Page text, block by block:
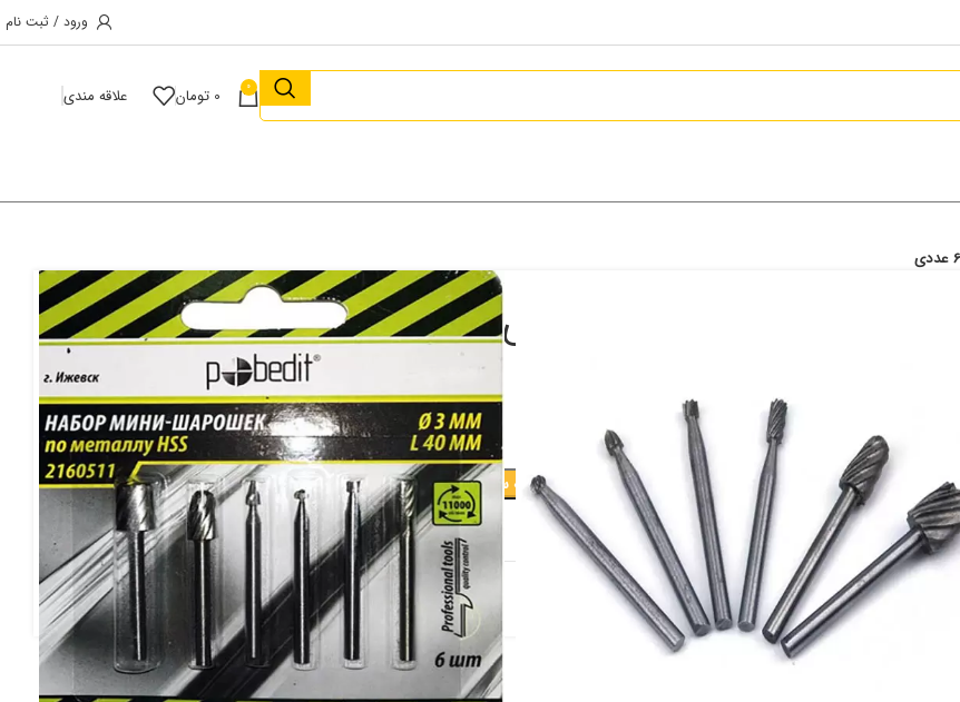
ورود / ثبت نام
0
0 تومان علاقه مندی
فرز فرم و حجم بردار مینیاتوری 6 عددی
افزودن به سبد خرید
افزودن به علاقه مندی
سری و لوازم مینیاتوری , سنگ، مته و تیغ